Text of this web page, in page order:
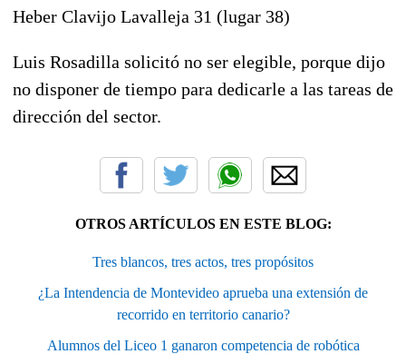
Heber Clavijo Lavalleja 31 (lugar 38)
Luis Rosadilla solicitó no ser elegible, porque dijo
no disponer de tiempo para dedicarle a las tareas de
dirección del sector.
OTROS ARTÍCULOS EN ESTE BLOG:
Tres blancos, tres actos, tres propósitos
¿La Intendencia de Montevideo aprueba una extensión de
recorrido en territorio canario?
Alumnos del Liceo 1 ganaron competencia de robótica